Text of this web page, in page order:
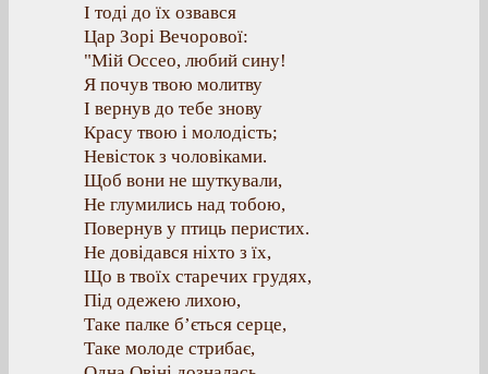
І тоді до їх озвався
Цар Зорі Вечорової:
"Мій Оссео, любий сину!
Я почув твою молитву
І вернув до тебе знову
Красу твою і молодість;
Невісток з чоловіками.
Щоб вони не шуткували,
Не глумились над тобою,
Повернув у птиць перистих.
Не довідався ніхто з їх,
Що в твоїх старечих грудях,
Під одежею лихою,
Таке палке б’ється серце,
Таке молоде стрибає,